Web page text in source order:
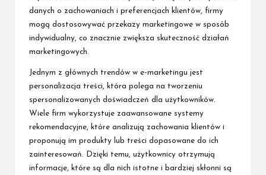
danych o zachowaniach i preferencjach klientów, firmy
mogą dostosowywać przekazy marketingowe w sposób
indywidualny, co znacznie zwiększa skuteczność działań
marketingowych.
Jednym z głównych trendów w e-marketingu jest
personalizacja treści, która polega na tworzeniu
spersonalizowanych doświadczeń dla użytkowników.
Wiele firm wykorzystuje zaawansowane systemy
rekomendacyjne, które analizują zachowania klientów i
proponują im produkty lub treści dopasowane do ich
zainteresowań. Dzięki temu, użytkownicy otrzymują
informacje, które są dla nich istotne i bardziej skłonni są